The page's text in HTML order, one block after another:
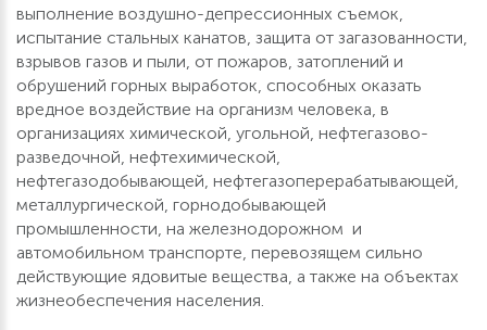
выполнение воздушно-депрессионных съемок,
испытание стальных канатов, защита от загазованности,
взрывов газов и пыли, от пожаров, затоплений и
обрушений горных выработок, способных оказать
вредное воздействие на организм человека, в
организациях химической, угольной, нефтегазово-
разведочной, нефтехимической,
нефтегазодобывающей, нефтегазоперерабатывающей,
металлургической, горнодобывающей
промышленности, на железнодорожном и
автомобильном транспорте, перевозящем сильно
действующие ядовитые вещества, а также на объектах
жизнеобеспечения населения.